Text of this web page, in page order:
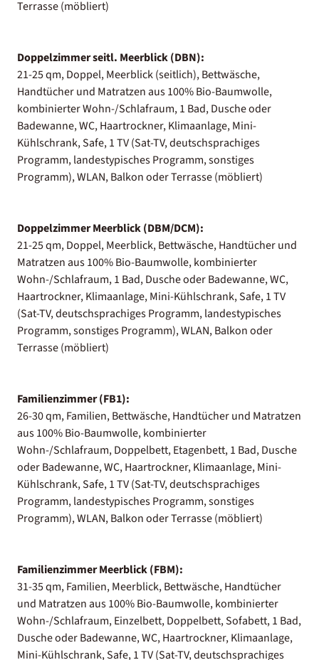
Terrasse (möbliert)
Doppelzimmer seitl. Meerblick (DBN):
21-25 qm, Doppel, Meerblick (seitlich), Bettwäsche,
Handtücher und Matratzen aus 100% Bio-Baumwolle,
kombinierter Wohn-/Schlafraum, 1 Bad, Dusche oder
Badewanne, WC, Haartrockner, Klimaanlage, Mini-
Kühlschrank, Safe, 1 TV (Sat-TV, deutschsprachiges
Programm, landestypisches Programm, sonstiges
Programm), WLAN, Balkon oder Terrasse (möbliert)
Doppelzimmer Meerblick (DBM/DCM):
21-25 qm, Doppel, Meerblick, Bettwäsche, Handtücher und
Matratzen aus 100% Bio-Baumwolle, kombinierter
Wohn-/Schlafraum, 1 Bad, Dusche oder Badewanne, WC,
Haartrockner, Klimaanlage, Mini-Kühlschrank, Safe, 1 TV
(Sat-TV, deutschsprachiges Programm, landestypisches
Programm, sonstiges Programm), WLAN, Balkon oder
Terrasse (möbliert)
Familienzimmer (FB1):
26-30 qm, Familien, Bettwäsche, Handtücher und Matratzen
aus 100% Bio-Baumwolle, kombinierter
Wohn-/Schlafraum, Doppelbett, Etagenbett, 1 Bad, Dusche
oder Badewanne, WC, Haartrockner, Klimaanlage, Mini-
Kühlschrank, Safe, 1 TV (Sat-TV, deutschsprachiges
Programm, landestypisches Programm, sonstiges
Programm), WLAN, Balkon oder Terrasse (möbliert)
Familienzimmer Meerblick (FBM):
31-35 qm, Familien, Meerblick, Bettwäsche, Handtücher
und Matratzen aus 100% Bio-Baumwolle, kombinierter
Wohn-/Schlafraum, Einzelbett, Doppelbett, Sofabett, 1 Bad,
Dusche oder Badewanne, WC, Haartrockner, Klimaanlage,
Mini-Kühlschrank, Safe, 1 TV (Sat-TV, deutschsprachiges